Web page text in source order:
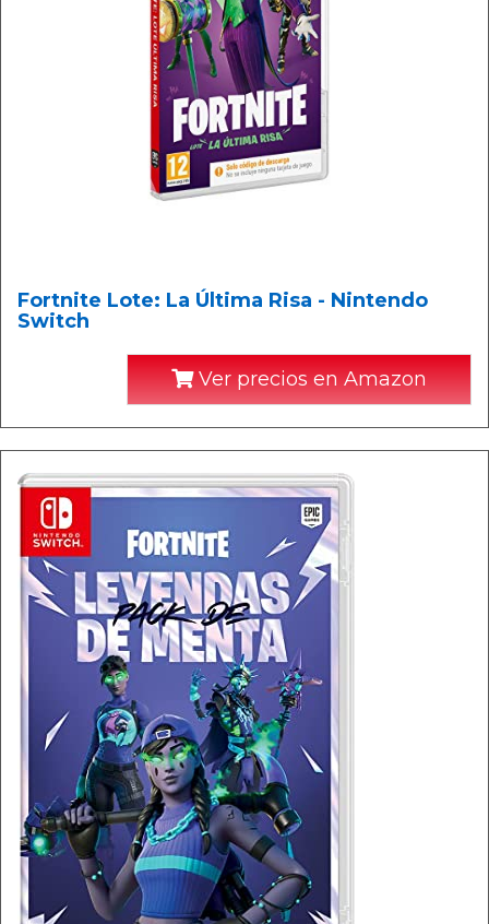
Fortnite Lote: La Última Risa - Nintendo
Switch
Ver precios en Amazon